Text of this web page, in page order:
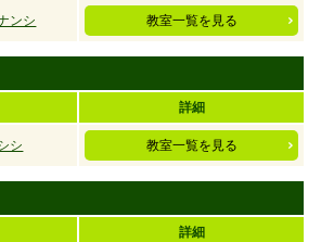
ンシ 教室一覧を見る
詳細
シ 教室一覧を見る
詳細